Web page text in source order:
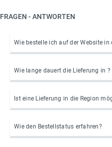
FRAGEN - ANTWORTEN
Wie bestelle ich auf der Website in
Wie lange dauert die Lieferung in ?
Ist eine Lieferung in die Region
Wie den Bestellstatus erfahren?